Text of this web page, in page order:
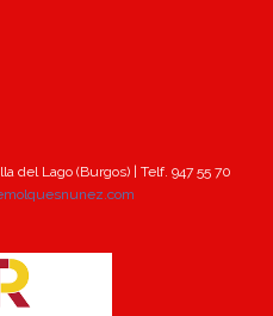
del Lago (Burgos) | Telf. 947 55 70